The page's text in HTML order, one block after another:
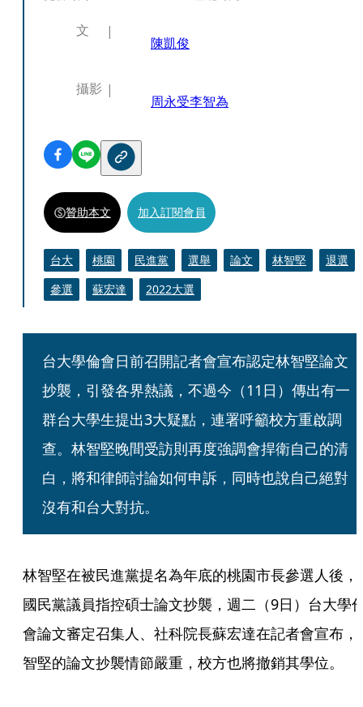
文
陳凱俊
攝影
周永受李智為
贊助本文 加入訂閱會員
台大 桃園 民進黨 選舉 論文 林智堅
退選
參選
蘇宏達 2022大選
台大學倫會日前召開記者會宣布認定林智堅論文
抄襲，引發各界熱議，不過今（11日）傳出有一
群台大學生提出3大疑點，連署呼籲校方重啟調
查。林智堅晚間受訪則再度強調會捍衛自己的清
白，將和律師討論如何申訴，同時也說自己絕對
沒有和台大對抗。
林智堅在被民進黨提名為年底的桃園市長參選人後，
國民黨議員指控碩士論文抄襲，週二（9日）台大學
會論文審定召集人、社科院長蘇宏達在記者會宣布，
智堅的論文抄襲情節嚴重，校方也將撤銷其學位。